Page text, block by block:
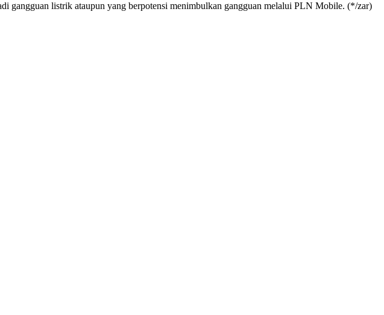
gangguan listrik ataupun yang berpotensi menimbulkan gangguan melalui PLN Mobile. (*/zar)